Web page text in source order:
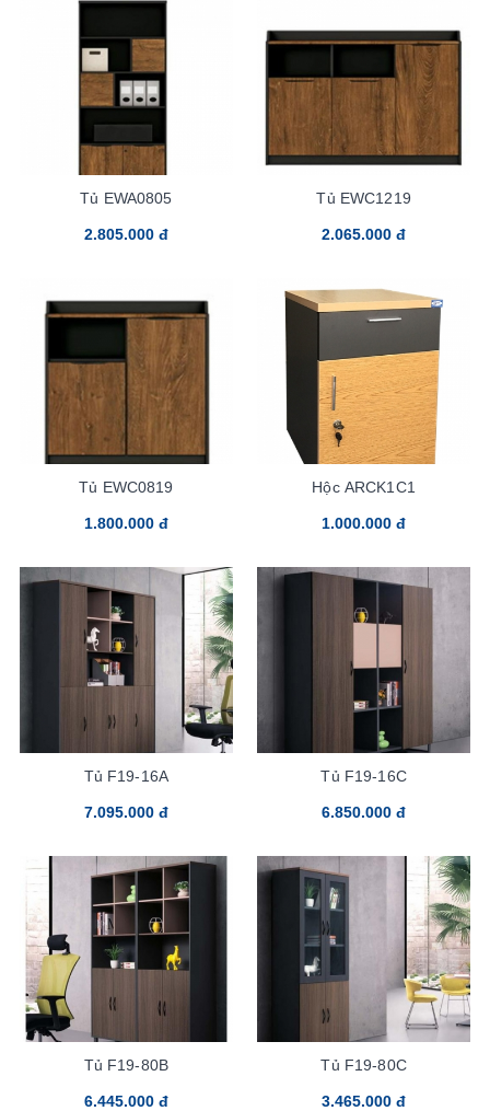
Tủ EWA0805
2.805.000 đ
Tủ EWC1219
2.065.000 đ
Tủ EWC0819
1.800.000 đ
Hộc ARCK1C1
1.000.000 đ
Tủ F19-16A
7.095.000 đ
Tủ F19-16C
6.850.000 đ
Tủ F19-80B
6.445.000 đ
Tủ F19-80C
3.465.000 đ